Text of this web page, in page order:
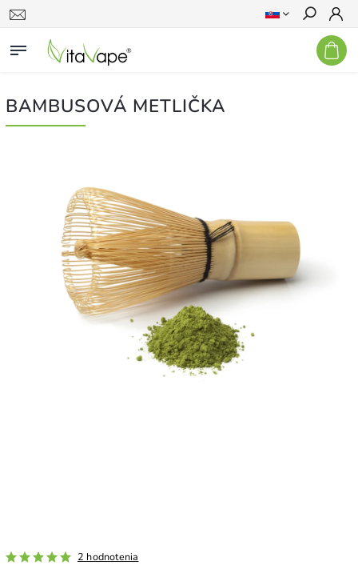
Hľadať
BAMBUSOVÁ METLIČKA
2 hodnotenia